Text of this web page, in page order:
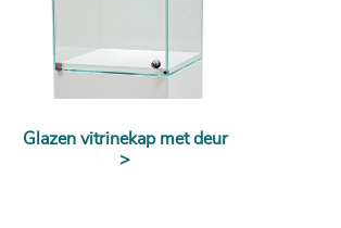
Glazen vitrinekap met deur
>